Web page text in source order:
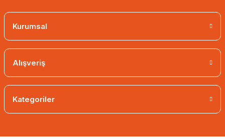
Alp Arslan, the Great Sultan of the East and the West
Kurumsal
Alışveriş
Kategoriler